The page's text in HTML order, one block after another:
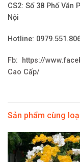
CS2: Số 38 Phố Văn
Nội
Hotline:
Fb: https://
Cao Cấp/
Sản phẩm cùng